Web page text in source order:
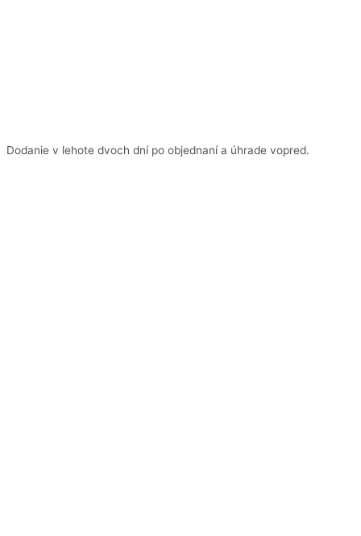
Dodanie v lehote dvoch dní po objednaní a úhrade vopred.